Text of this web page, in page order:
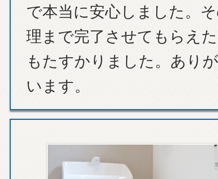
で本当に安心しました。
理まで完了させてもらえ
もたすかりました。あり
います。